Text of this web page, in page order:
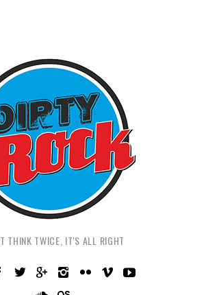
THINK TWICE, IT'S ALL RIGHT